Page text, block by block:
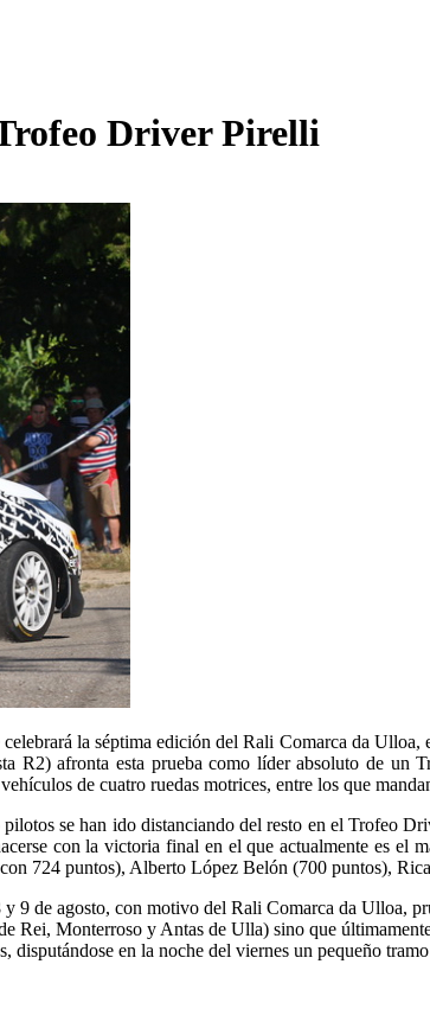
Driver Pirelli
la séptima edición del Rali Comarca da Ulloa,
R2) afronta esta prueba como líder absoluto de un
de cuatro ruedas motrices, entre los que
se han ido distanciando del resto en el Trofeo
con la victoria final en el que actualmente es el
724 puntos), Alberto López Belón (700 puntos),
9 de agosto, con motivo del Rali Comarca da Ulloa,
Rei, Monterroso y Antas de Ulla) sino que
en la noche del viernes un pequeño